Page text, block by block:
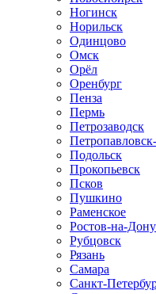
Ногинск
Норильск
Одинцово
Омск
Орёл
Оренбург
Пенза
Пермь
Петрозаводск
Подольск
Прокопьевск
Псков
Пушкино
Раменское
Ростов-на-Дону
Рубцовск
Рязань
Самара
Санкт-